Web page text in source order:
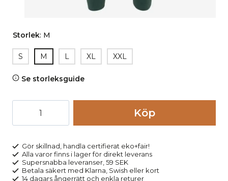
Storlek: M
S M L XL XXL
Se storleksguide
grön
melerad
mängd
Köp
Gör skillnad, handla certifierat eko+fair!
Alla varor finns i lager för direkt leverans
Supersnabba leveranser, 59 SEK
Betala säkert med Klarna, Swish eller kort
14 dagars ångerrätt och enkla returer